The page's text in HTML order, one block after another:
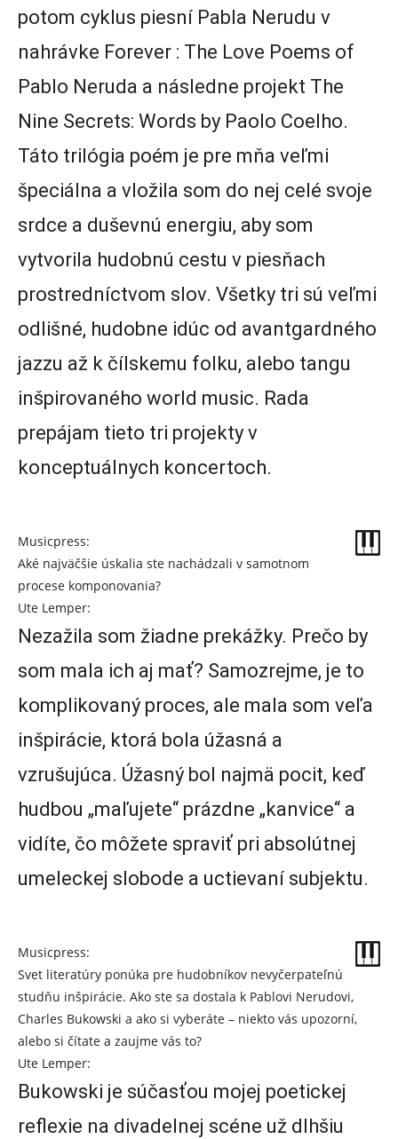
potom cyklus piesní Pabla Nerudu v
nahrávke Forever : The Love Poems of
Pablo Neruda a následne projekt The
Nine Secrets: Words by Paolo Coelho.
Táto trilógia poém je pre mňa veľmi
špeciálna a vložila som do nej celé svoje
srdce a duševnú energiu, aby som
vytvorila hudobnú cestu v piesňach
prostredníctvom slov. Všetky tri sú veľmi
odlišné, hudobne idúc od avantgardného
jazzu až k čílskemu folku, alebo tangu
inšpirovaného world music. Rada
prepájam tieto tri projekty v
konceptuálnych koncertoch.
Musicpress:
Aké najväčšie úskalia ste nachádzali v samotnom
procese komponovania?
Ute Lemper:
Nezažila som žiadne prekážky. Prečo by
som mala ich aj mať? Samozrejme, je to
komplikovaný proces, ale mala som veľa
inšpirácie, ktorá bola úžasná a
vzrušujúca. Úžasný bol najmä pocit, keď
hudbou „maľujete“ prázdne „kanvice“ a
vidíte, čo môžete spraviť pri absolútnej
umeleckej slobode a uctievaní subjektu.
Musicpress:
Svet literatúry ponúka pre hudobníkov nevyčerpateľnú
studňu inšpirácie. Ako ste sa dostala k Pablovi Nerudovi,
Charles Bukowski a ako si vyberáte – niekto vás upozorní,
alebo si čítate a zaujme vás to?
Ute Lemper:
Bukowski je súčasťou mojej poetickej
reflexie na divadelnej scéne už dlhšiu